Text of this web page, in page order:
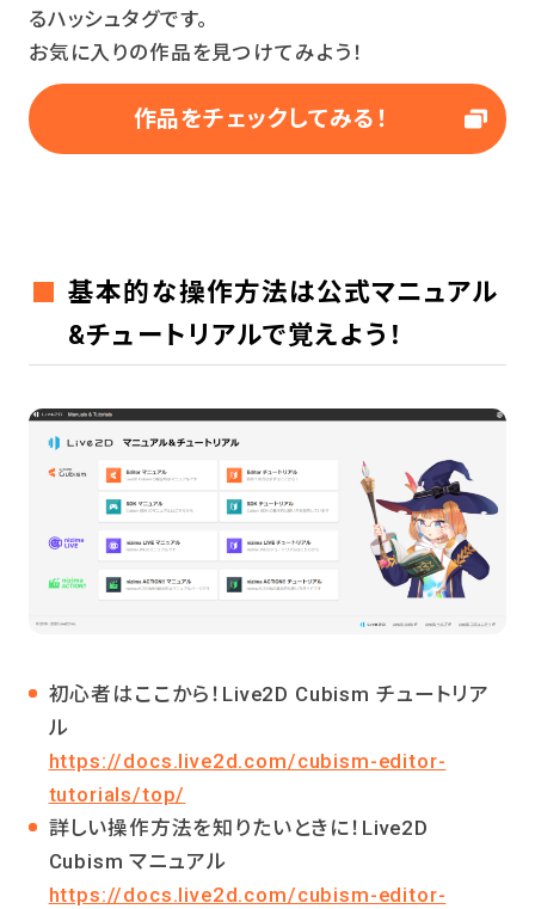
るハッシュタグです。
お気に入りの作品を見つけてみよう！
作品をチェックしてみる！
基本的な操作方法は公式マニュアル
&チュートリアルで覚えよう！
初心者はここから！Live2D Cubism チュートリア
ル
https://docs.live2d.com/cubism-editor-
tutorials/top/
詳しい操作方法を知りたいときに！Live2D
Cubism マニュアル
https://docs.live2d.com/cubism-editor-